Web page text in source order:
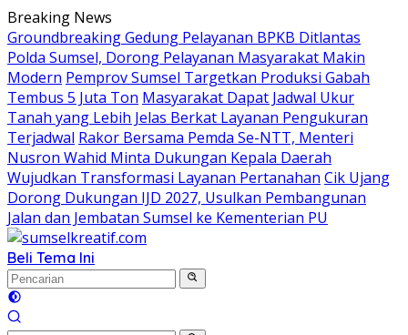
Langsung
ke
konten
Breaking News
Groundbreaking Gedung Pelayanan BPKB Ditlantas
Polda Sumsel, Dorong Pelayanan Masyarakat Makin
Modern Pemprov Sumsel Targetkan Produksi Gabah
Tembus 5 Juta Ton Masyarakat Dapat Jadwal Ukur
Tanah yang Lebih Jelas Berkat Layanan Pengukuran
Terjadwal Rakor Bersama Pemda Se-NTT, Menteri
Nusron Wahid Minta Dukungan Kepala Daerah
Wujudkan Transformasi Layanan Pertanahan Cik Ujang
Dorong Dukungan IJD 2027, Usulkan Pembangunan
Jalan dan Jembatan Sumsel ke Kementerian PU
Beli Tema Ini